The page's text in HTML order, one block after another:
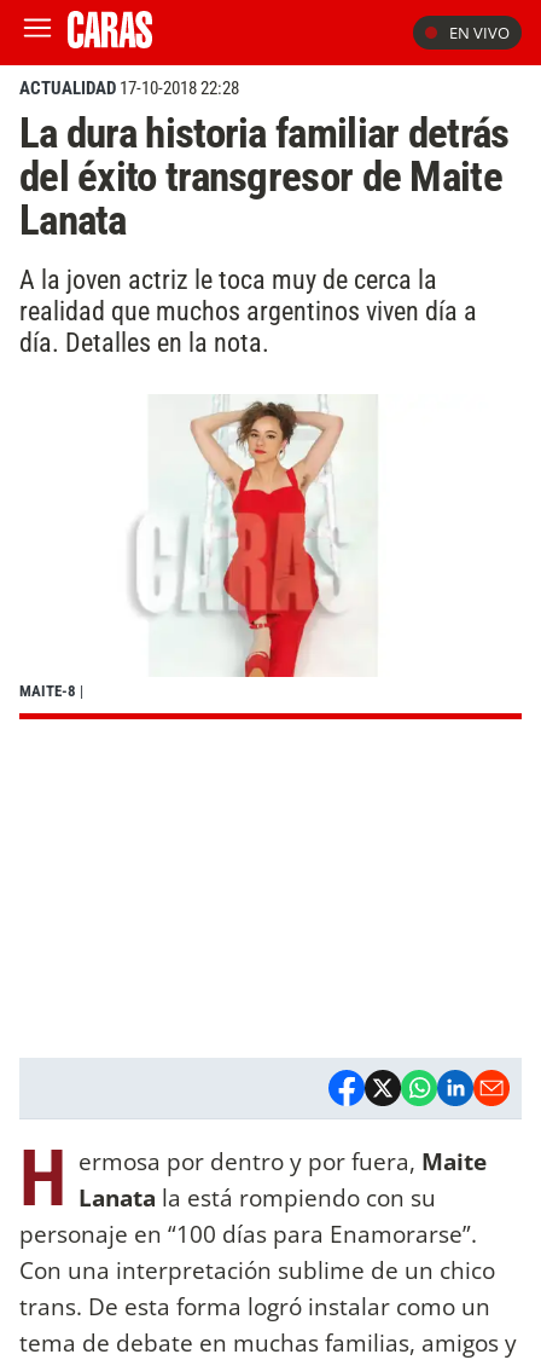
EN VIVO
ACTUALIDAD 17-10-2018 22:28
La dura historia familiar detrás
del éxito transgresor de Maite
Lanata
A la joven actriz le toca muy de cerca la
realidad que muchos argentinos viven día a
día. Detalles en la nota.
MAITE-8 |
H ermosa por dentro y por fuera, Maite
Lanata la está rompiendo con su
personaje en “100 días para Enamorarse”.
Con una interpretación sublime de un chico
trans. De esta forma logró instalar como un
tema de debate en muchas familias, amigos y